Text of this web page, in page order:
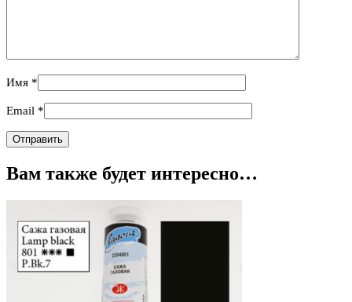
Имя *
Email *
Вам также будет интересно…